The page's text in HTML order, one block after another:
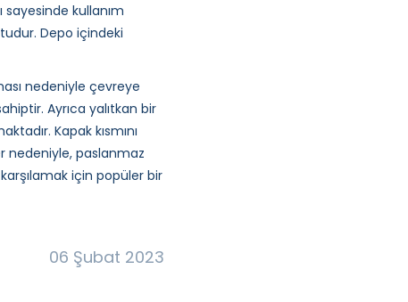
sayesinde kullanım
Depo içindeki
nedeniyle çevreye
Ayrıca yalıtkan bir
Kapak kısmını
nedeniyle, paslanmaz
için popüler bir
06 Şubat 2023